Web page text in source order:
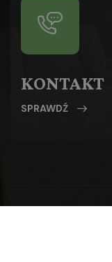
KONTAKT
SPRAWDŹ